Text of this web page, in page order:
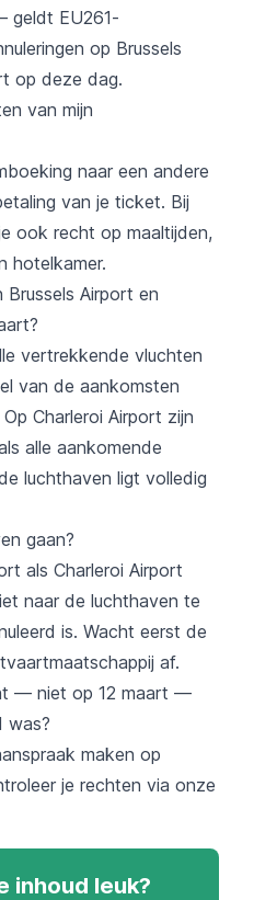
geldt EU261-
op Brussels
op deze dag.
van mijn
naar een andere
van je ticket. Bij
ook recht op maaltijden,
hotelkamer.
Airport en
vertrekkende vluchten
van de aankomsten
Charleroi Airport zijn
alle aankomende
luchthaven ligt volledig
gaan?
als Charleroi Airport
naar de luchthaven te
is. Wacht eerst de
af.
— niet op 12 maart —
was?
maken op
je rechten via onze
inhoud leuk?